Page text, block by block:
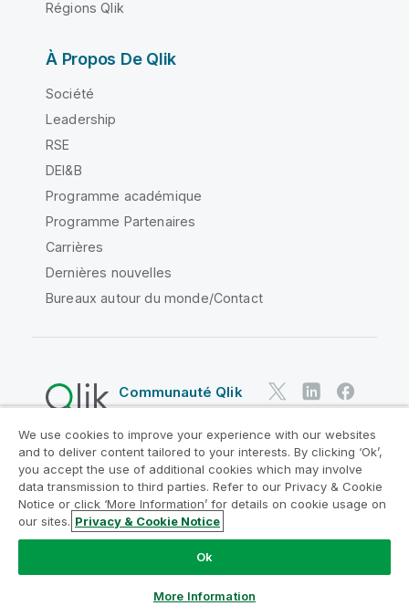
Régions Qlik
À Propos De Qlik
Société
Leadership
RSE
DEI&B
Programme académique
Programme Partenaires
Carrières
Dernières nouvelles
Bureaux autour du monde/Contact
Communauté Qlik
Contrats juridiques
Conditions d'utilisation des produits
Legal Policies
Conditions légales
Conditions d'utilisation
Marques
Do Not Share My Info
Copyright © 1993-2026 QlikTech International AB. Tous
We use cookies to improve your experience with our websites
and to deliver content tailored to your interests. By clicking ‘Ok’,
you accept the use of additional cookies which may involve
data transmission to third parties. Refer to our Privacy & Cookie
Notice or click ‘More Information’ for details on cookie usage on
our sites. Privacy & Cookie Notice
Ok
More Information